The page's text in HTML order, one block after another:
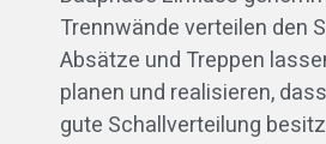
Trennwände verteilen den
Absätze und Treppen
planen und realisieren,
gute Schallverteilung